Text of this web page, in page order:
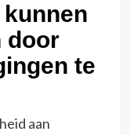
door
te
aan